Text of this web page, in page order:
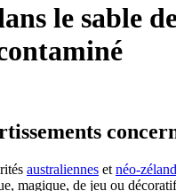
le sable
australiennes et néo-
magique, de jeu ou